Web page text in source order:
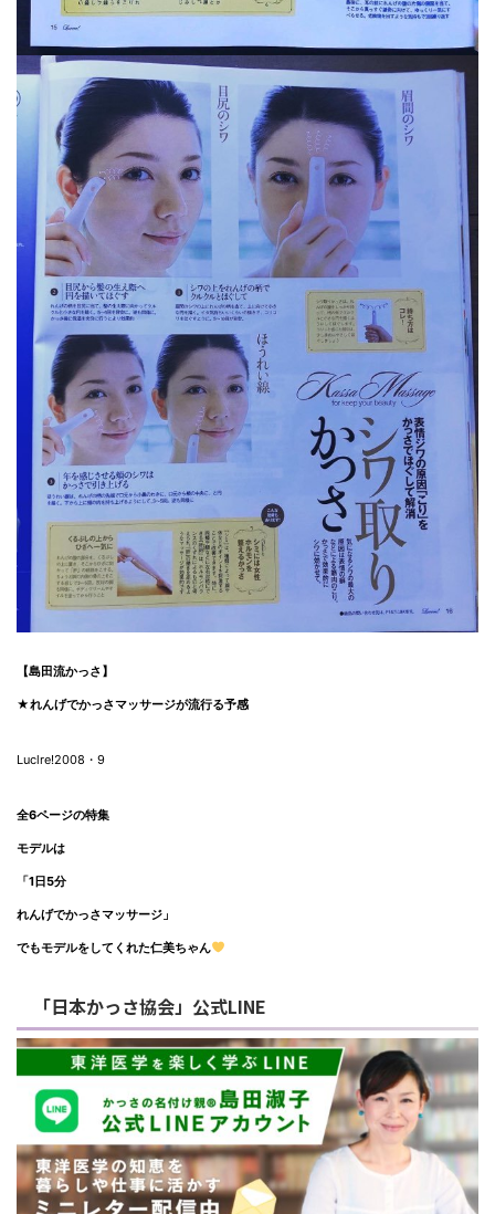
【島田流かっさ】
★れんげでかっさマッサージが流行る予感
Luclre!2008・9
全6ページの特集
モデルは
「1日5分
れんげでかっさマッサージ」
でもモデルをしてくれた仁美ちゃん
「日本かっさ協会」公式LINE